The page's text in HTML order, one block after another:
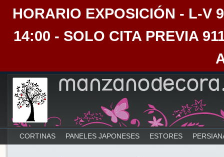
HORARIO EXPOSICIÓN - L-V
14:00 - SOLO CITA PREVIA
CORTINAS PANELES JAPONESES ESTORES